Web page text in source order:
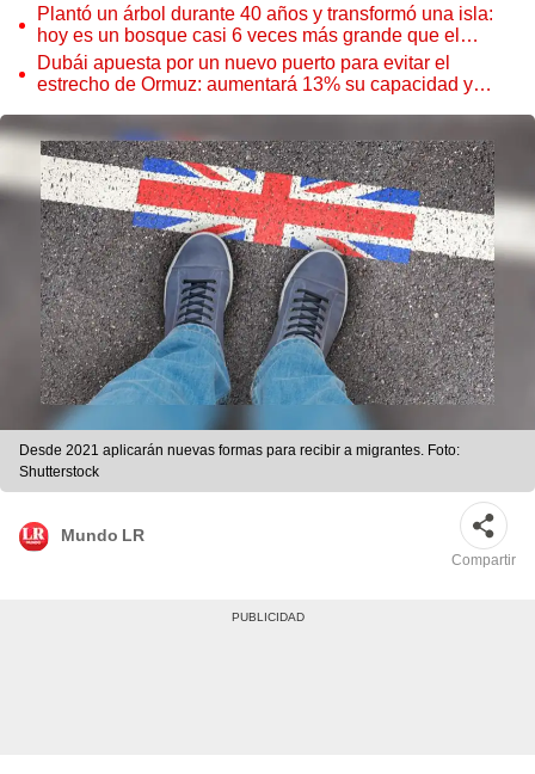
Plantó un árbol durante 40 años y transformó una isla:
hoy es un bosque casi 6 veces más grande que el
Parque de las Leyendas
Dubái apuesta por un nuevo puerto para evitar el
estrecho de Ormuz: aumentará 13% su capacidad y
Desde 2021 aplicarán nuevas formas para recibir a migrantes. Foto:
Shutterstock
Mundo LR
Compartir